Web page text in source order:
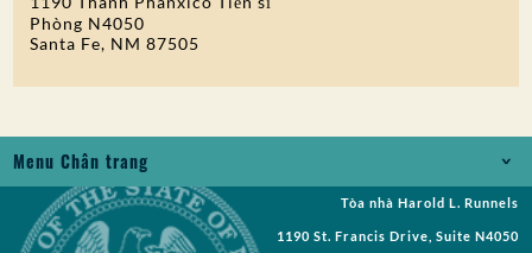
Phòng N4050
Santa Fe, NM 87505
Menu Chân trang
Jobs
Tòa nhà Harold L. Runnels
1190 St. Francis Drive, Suite N4050